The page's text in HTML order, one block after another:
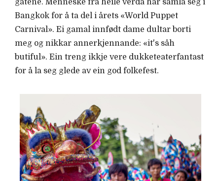
gatene. Menneske frå heile verda har samla seg i
Bangkok for å ta del i årets «World Puppet
Carnival». Ei gamal innfødt dame dultar borti
meg og nikkar annerkjennande: «it's såh
butiful». Ein treng ikkje vere dukketeaterfantast
for å la seg glede av ein god folkefest.